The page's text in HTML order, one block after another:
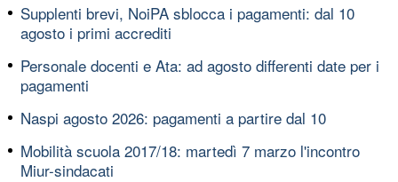
Supplenti brevi, NoiPA sblocca i pagamenti: dal 10
agosto i primi accrediti
Personale docenti e Ata: ad agosto differenti date per i
pagamenti
Naspi agosto 2026: pagamenti a partire dal 10
Mobilità scuola 2017/18: martedì 7 marzo l'incontro
Miur-sindacati